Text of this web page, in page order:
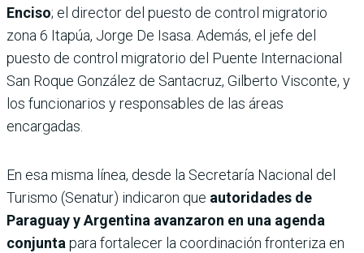
Enciso; el director del puesto de control migratorio
zona 6 Itapúa, Jorge De Isasa. Además, el jefe del
puesto de control migratorio del Puente Internacional
San Roque González de Santacruz, Gilberto Visconte, y
los funcionarios y responsables de las áreas
encargadas.
En esa misma línea, desde la Secretaría Nacional del
Turismo (Senatur) indicaron que autoridades de
Paraguay y Argentina avanzaron en una agenda
conjuntapara fortalecer la coordinación fronteriza en